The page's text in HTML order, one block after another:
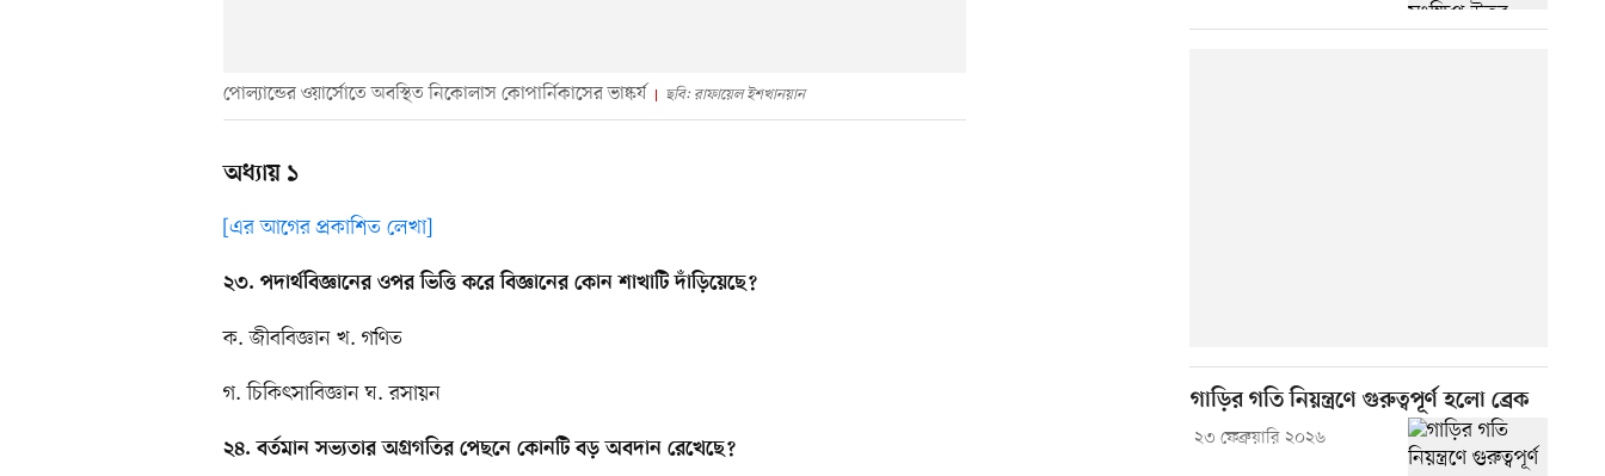
পোল্যান্ডের ওয়ার্সোতে অবস্থিত নিকোলাস কোপার্নিকাসের ভাষ্কর্য ছবি: রাফায়েল ইশখানয়ান
অধ্যায় ১
[এর আগের প্রকাশিত লেখা]
২৩. পদার্থবিজ্ঞানের ওপর ভিত্তি করে বিজ্ঞানের কোন শাখাটি দাঁড়িয়েছে?
ক. জীববিজ্ঞান খ. গণিত
গ. চিকিৎসাবিজ্ঞান ঘ. রসায়ন
২৪. বর্তমান সভ্যতার অগ্রগতির পেছনে কোনটি বড় অবদান রেখেছে?
গাড়ির গতি নিয়ন্ত্রণে গুরুত্বপূর্ণ হলো ব্রেক
২৩ ফেব্রুয়ারি ২০২৬